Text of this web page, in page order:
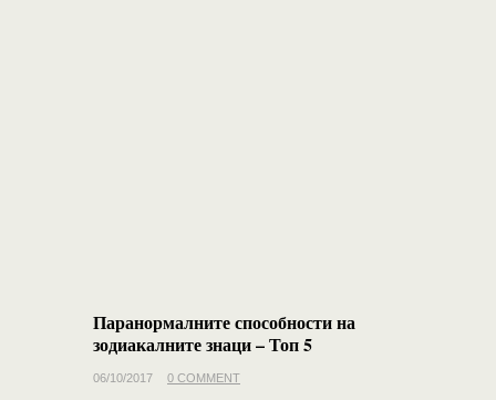
Паранормалните способности на
зодиакалните знаци – Топ 5
06/10/2017 0 COMMENT